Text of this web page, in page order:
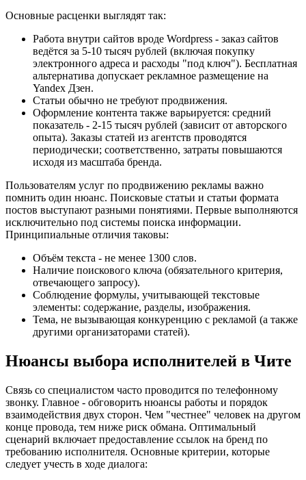
Основные расценки выглядят так:
Работа внутри сайтов вроде Wordpress - заказ сайтов
ведётся за 5-10 тысяч рублей (включая покупку
электронного адреса и расходы "под ключ"). Бесплатная
альтернатива допускает рекламное размещение на
Yandex Дзен.
Статьи обычно не требуют продвижения.
Оформление контента также варьируется: средний
показатель - 2-15 тысяч рублей (зависит от авторского
опыта). Заказы статей из агентств проводятся
периодически; соответственно, затраты повышаются
исходя из масштаба бренда.
Пользователям услуг по продвижению рекламы важно
помнить один нюанс. Поисковые статьи и статьи формата
постов выступают разными понятиями. Первые выполняются
исключительно под системы поиска информации.
Принципиальные отличия таковы:
Объём текста - не менее 1300 слов.
Наличие поискового ключа (обязательного критерия,
отвечающего запросу).
Соблюдение формулы, учитывающей текстовые
элементы: содержание, разделы, изображения.
Тема, не вызывающая конкуренцию с рекламой (а также
другими организаторами статей).
Нюансы выбора исполнителей в Чите
Связь со специалистом часто проводится по телефонному
звонку. Главное - обговорить нюансы работы и порядок
взаимодействия двух сторон. Чем "честнее" человек на другом
конце провода, тем ниже риск обмана. Оптимальный
сценарий включает предоставление ссылок на бренд по
требованию исполнителя. Основные критерии, которые
следует учесть в ходе диалога: